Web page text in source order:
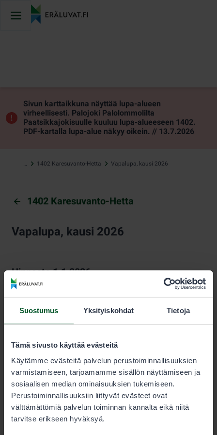
Suostumus Yksityiskohdat Tietoja
Tämä sivusto käyttää evästeitä
Käytämme evästeitä palvelun perustoiminnallisuuksien
varmistamiseen, tarjoamamme sisällön näyttämiseen ja
sosiaalisen median ominaisuuksien tukemiseen.
Perustoiminnallisuuksiin liittyvät evästeet ovat
välttämättömiä palvelun toiminnan kannalta eikä niitä
tarvitse erikseen hyväksyä.
sisältöön
Sivun karttaikkuna näyttää lupa-alueen
virheellisesti. Palojoki Palolommolilta
Paatsikkajokisuulle kuuluu lupa-alueeseen 1402.
PDF-kartalla lupa-alue näkyy oikein. // 13.7.2026
… 1402 Karesuvanto-Hetta Vapalupa, kausi 2026
1402 Karesuvanto-Hetta
Vapalupa, kausi 2026
Hinnasto 1.1.2026–
KESTO
Kausi 100,00 € 50,00 €
Alle 18-vuotias saa vapaluvan puoleen hintaan.
Alle 15-vuotias voi kalastaa samaan seurueeseen
kuuluvan aikuisen vapaluvalla samaan saaliskiintiöön,
jolloin hän ei tarvitse omaa vapalupaa.